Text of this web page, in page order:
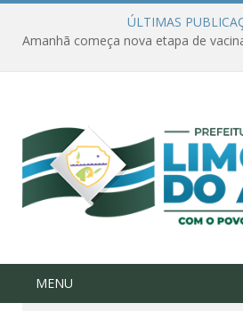
ÚLTIMAS
MENU